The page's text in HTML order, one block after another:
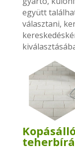
együtt
választani,